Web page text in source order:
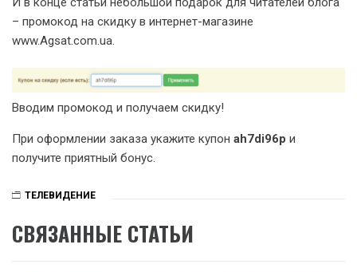
– промокод на скидку в интернет-магазине
www.Agsat.com.ua.
Вводим промокод и получаем скидку!
При оформлении заказа укажите купон ah7di96p и
получите приятный бонус.
ТЕЛЕВИДЕНИЕ
СВЯЗАННЫЕ СТАТЬИ